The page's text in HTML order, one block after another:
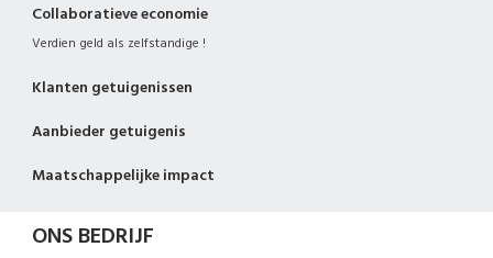
Collaboratieve economie
Verdien geld als zelfstandige !
Klanten getuigenissen
Aanbieder getuigenis
Maatschappelijke impact
ONS BEDRIJF